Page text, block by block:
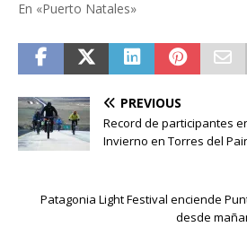
En «Puerto Natales»
PREVIOUS
Record de participantes
Invierno en Torres del
Patagonia Light Festival enciende
desde